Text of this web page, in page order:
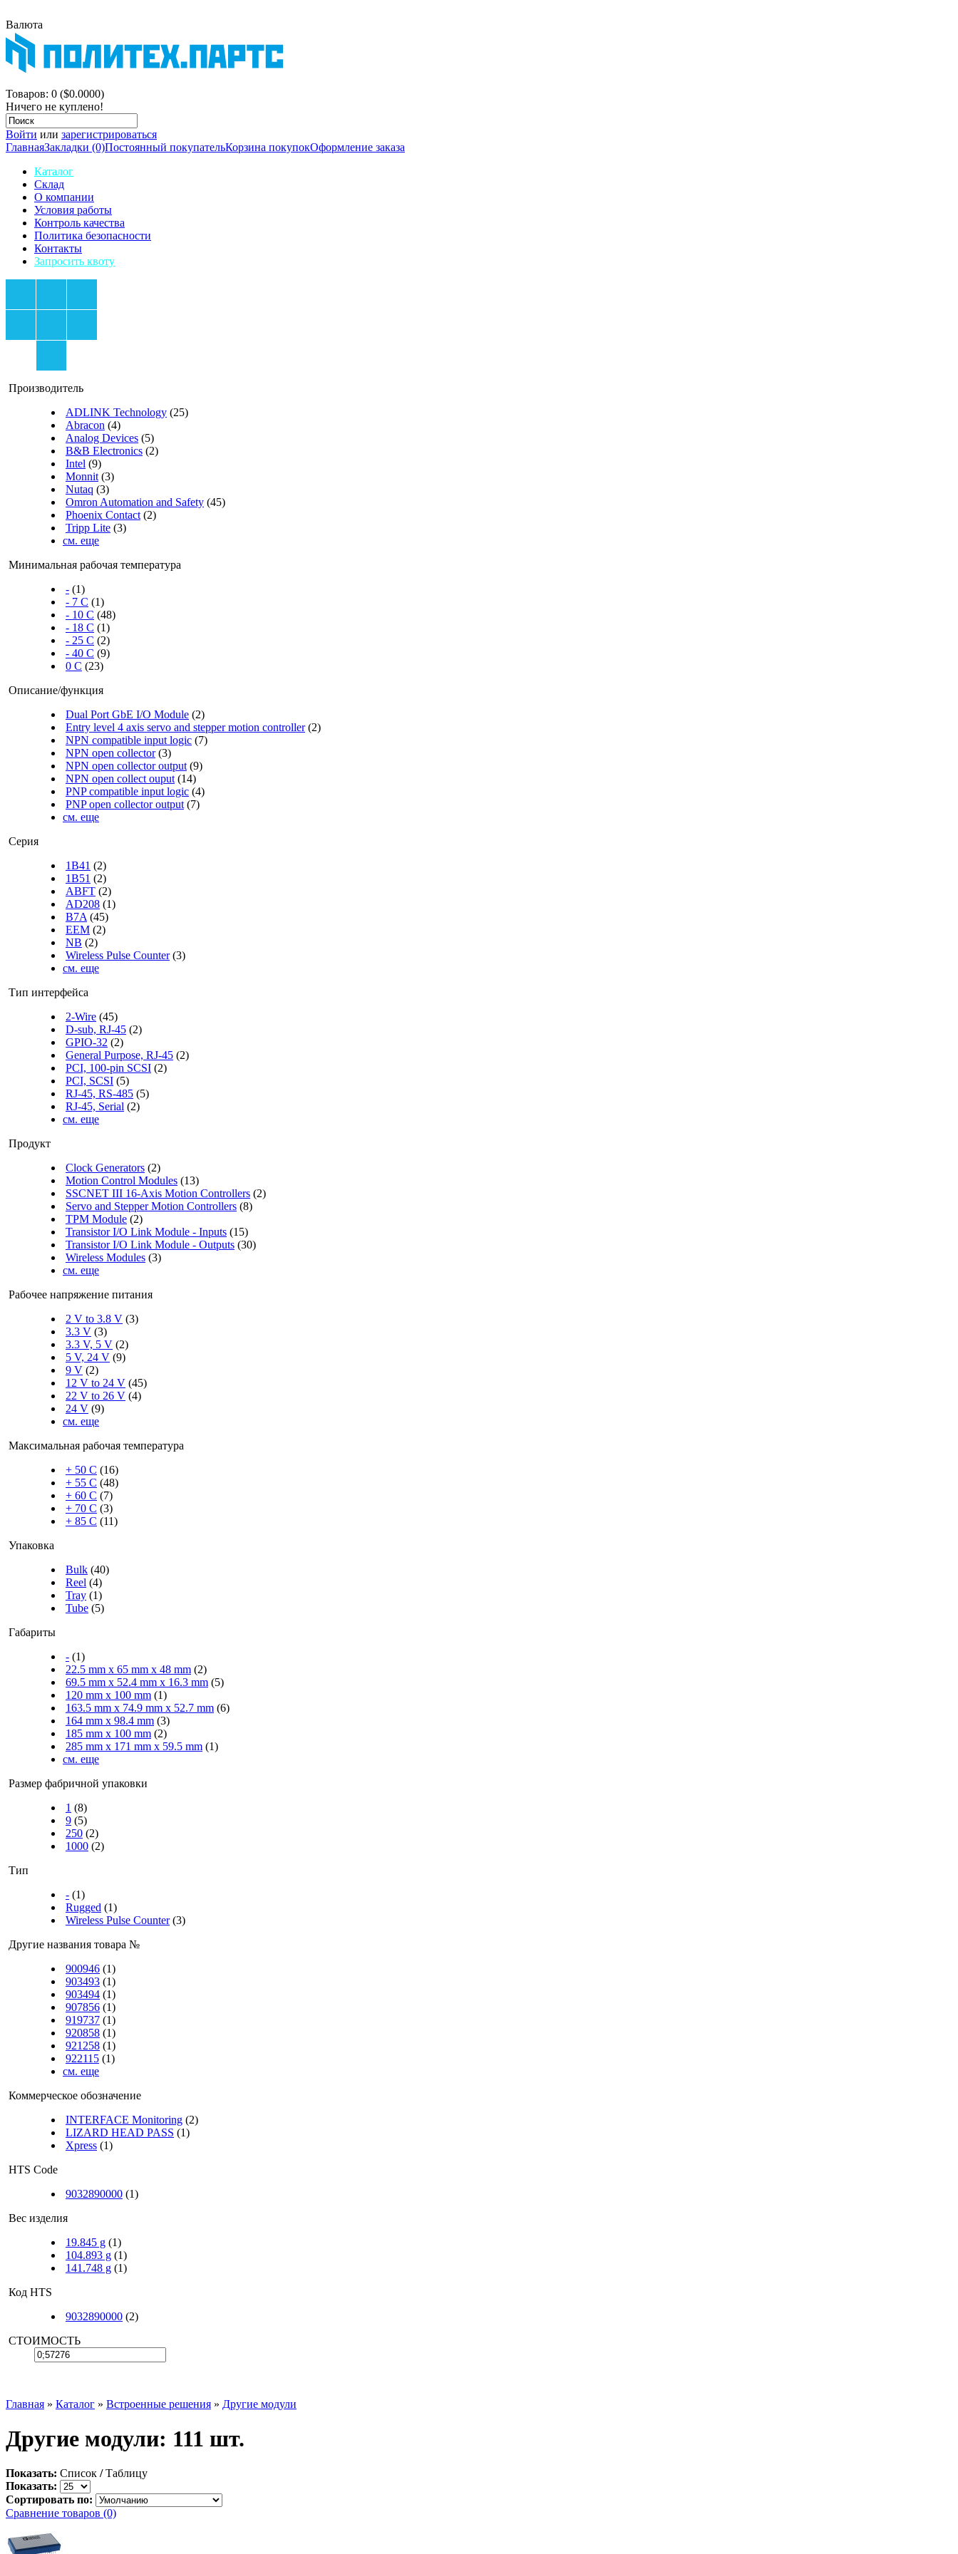
Валюта
$ р.
Корзина покупок
Товаров: 0 ($0.0000)
Ничего не куплено!
Войти или зарегистрироваться
ГлавнаяЗакладки (0)Постоянный покупательКорзина покупокОформление заказа
Каталог
Склад
О компании
Условия работы
Контроль качества
Политика безопасности
Контакты
Запросить квоту
Производитель
ADLINK Technology (25)
Abracon (4)
Analog Devices (5)
B&B Electronics (2)
Intel (9)
Monnit (3)
Nutaq (3)
Omron Automation and Safety (45)
Phoenix Contact (2)
Tripp Lite (3)
см. еще
Минимальная рабочая температура
- (1)
- 7 C (1)
- 10 C (48)
- 18 C (1)
- 25 C (2)
- 40 C (9)
0 C (23)
Описание/функция
Dual Port GbE I/O Module (2)
Entry level 4 axis servo and stepper motion controller (2)
NPN compatible input logic (7)
NPN open collector (3)
NPN open collector output (9)
NPN open collect ouput (14)
PNP compatible input logic (4)
PNP open collector output (7)
см. еще
Серия
1B41 (2)
1B51 (2)
ABFT (2)
AD208 (1)
B7A (45)
EEM (2)
NB (2)
Wireless Pulse Counter (3)
см. еще
Тип интерфейса
2-Wire (45)
D-sub, RJ-45 (2)
GPIO-32 (2)
General Purpose, RJ-45 (2)
PCI, 100-pin SCSI (2)
PCI, SCSI (5)
RJ-45, RS-485 (5)
RJ-45, Serial (2)
см. еще
Продукт
Clock Generators (2)
Motion Control Modules (13)
SSCNET III 16-Axis Motion Controllers (2)
Servo and Stepper Motion Controllers (8)
TPM Module (2)
Transistor I/O Link Module - Inputs (15)
Transistor I/O Link Module - Outputs (30)
Wireless Modules (3)
см. еще
Рабочее напряжение питания
2 V to 3.8 V (3)
3.3 V (3)
3.3 V, 5 V (2)
5 V, 24 V (9)
9 V (2)
12 V to 24 V (45)
22 V to 26 V (4)
24 V (9)
см. еще
Максимальная рабочая температура
+ 50 C (16)
+ 55 C (48)
+ 60 C (7)
+ 70 C (3)
+ 85 C (11)
Упаковка
Bulk (40)
Reel (4)
Tray (1)
Tube (5)
Габариты
- (1)
22.5 mm x 65 mm x 48 mm (2)
69.5 mm x 52.4 mm x 16.3 mm (5)
120 mm x 100 mm (1)
163.5 mm x 74.9 mm x 52.7 mm (6)
164 mm x 98.4 mm (3)
185 mm x 100 mm (2)
285 mm x 171 mm x 59.5 mm (1)
см. еще
Размер фабричной упаковки
1 (8)
9 (5)
250 (2)
1000 (2)
Тип
- (1)
Rugged (1)
Wireless Pulse Counter (3)
Другие названия товара №
900946 (1)
903493 (1)
903494 (1)
907856 (1)
919737 (1)
920858 (1)
921258 (1)
922115 (1)
см. еще
Коммерческое обозначение
INTERFACE Monitoring (2)
LIZARD HEAD PASS (1)
Xpress (1)
HTS Code
9032890000 (1)
Вес изделия
19.845 g (1)
104.893 g (1)
141.748 g (1)
Код HTS
9032890000 (2)
СТОИМОСТЬ
Главная » Каталог » Встроенные решения » Другие модули
Другие модули: 111 шт.
Показать: Список / Таблицу
Показать:
Сортировать по:
Сравнение товаров (0)